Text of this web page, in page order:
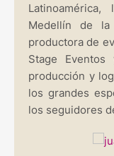
Medellín de
productora de
Stage
producción y
los grandes
los seguidores